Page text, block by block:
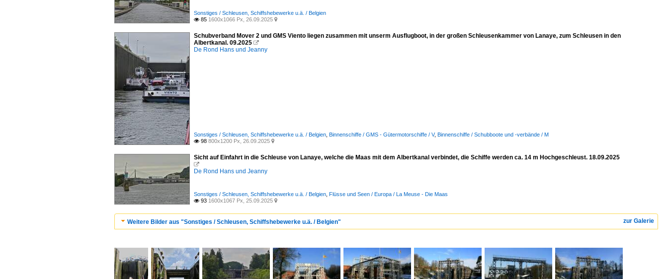
Sonstiges / Schleusen, Schiffshebewerke u.ä. / Belgien
 85 1600x1066 Px, 26.09.2025 
Schubverband Mover 2 und GMS Viento liegen zusammen mit unserm Ausflugboot, in der großen Schleusenkammer von Lanaye, zum Schleusen in den
Albertkanal. 09.2025 
De Rond Hans und Jeanny
Sonstiges / Schleusen, Schiffshebewerke u.ä. / Belgien Binnenschiffe / GMS - Gütermotorschiffe / V, Binnenschiffe / Schubboote und -verbände / M
 98 800x1200 Px, 26.09.2025 
Sicht auf Einfahrt in die Schleuse von Lanaye, welche die Maas mit dem Albertkanal verbindet, die Schiffe werden ca. 14 m Hochgeschleust. 18.09.2025

De Rond Hans und Jeanny
Sonstiges / Schleusen, Schiffshebewerke u.ä. / Belgien Flüsse und Seen / Europa / La Meuse - Die Maas
 93 1600x1067 Px, 25.09.2025 
zur Galerie
Weitere Bilder aus "Sonstiges / Schleusen, Schiffshebewerke u.ä. / Belgien"